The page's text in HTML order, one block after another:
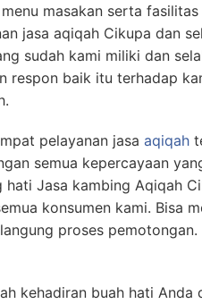
masakan serta
jasa aqiqah Cikupa dan
sudah kami miliki dan
respon baik itu terhadap
pelayanan jasa aqiqah
semua kepercayaan
hati Jasa kambing Aqiqah
konsumen kami. Bisa
proses
kehadiran buah hati